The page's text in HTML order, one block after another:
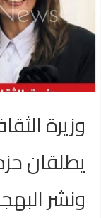
وزيرة
يطلقان
ونشر